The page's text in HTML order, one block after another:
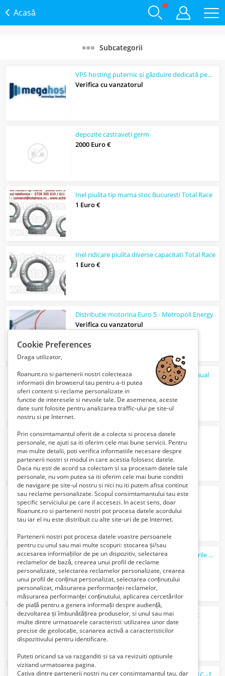
Acasă
Subcategorii
VPS hosting puternic și găzduire dedicată pentru performanță maximă
Verifica cu vanzatorul
depozite castraveti germ
2000 Euro €
Inel piulita tip mama stoc Bucuresti Total Race
1 Euro €
Inel ridicare piulita diverse capacitati Total Race
1 Euro €
Distributie motorina Euro 5 - Metropoli Energy
Verifica cu vanzatorul
Furci macara cu sistem de echilibrare manual
1 Euro €
Cleme reglabile pentru camine de beton
1 Euro €
ferme animale germania
2000 Euro €
Barbat de casa ajutor in casa ajut la treburile casnice
400 Lei
GRATUIT, doar astazi 13 feb., divertisment
Gratuit
Cookie Preferences
Draga utilizator,
Roanunt.ro si partenerii nostri colecteaza
informatii din browserul tau pentru a-ti putea
oferi content si reclame personalizate in
functie de interesele si nevoile tale. De asemenea, aceste
date sunt folosite pentru analizarea traffic-ului pe site-ul
nostru si pe Internet.
Prin consimtamantul oferit de a colecta si procesa datele
personale, ne ajuti sa iti oferim cele mai bune servicii. Pentru
mai multe detalii, poti verifica informatiile necesare despre
partenerii nostri si modul in care acestia folosesc datele.
Daca nu esti de acord sa colectam si sa procesam datele tale
personale, nu vom putea sa iti oferim cele mai bune conditii
de navigare pe site-ul nostru si nici nu iti putem afisa continut
sau reclame personalizate. Scopul consimtamantului tau este
specific serviciului pe care il accesezi. In acest sens, doar
Roanunt.ro si partenerii nostri pot procesa datele acordului
tau iar el nu este distribuit cu alte site-uri de pe Internet.
Partenerii nostri pot procesa datele voastre persoanele
pentru cu unul sau mai multe scopuri: stocarea și/sau
accesarea informațiilor de pe un dispozitiv, selectarea
reclamelor de bază, crearea unui profil de reclame
personalizate, selectarea reclamelor personalizate, crearea
unui profil de conținut personalizat, selectarea conținutului
personalizat, măsurarea performanței reclamelor,
măsurarea performanței conținutului, aplicarea cercetărilor
de piață pentru a genera informații despre audiență,
dezvoltarea și îmbunătățirea produselor, si unul sau mai
multe dintre urmatoarele caracteristi: utilizarea unor date
precise de geolocație, scanarea activă a caracteristicilor
dispozitivului pentru identificare.
Puteti oricand sa va razganditi si sa va revizuiti optiunile
vizitand urmatoarea pagina.
Cativa dintre partenerii nostri nu cer consimtamantul tau, dar